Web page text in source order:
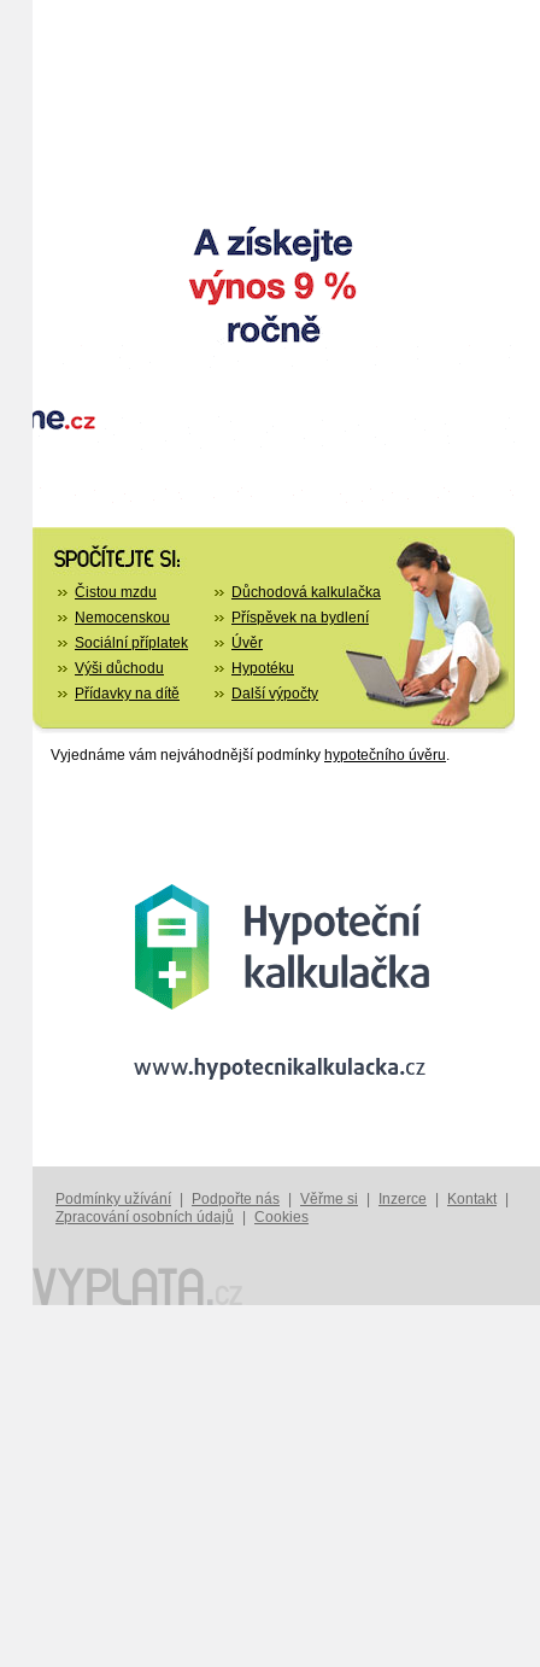
Čistou mzdu
Nemocenskou
Sociální příplatek
Výši důchodu
Přídavky na dítě
Důchodová kalkulačka
Příspěvek na bydlení
Úvěr
Hypotéku
Další výpočty
Vyjednáme vám nejváhodnější podmínky hypotečního úvěru.
Podmínky užívání Podpořte nás Věřme si Inzerce Kontakt
Zpracování osobních údajů
Cookies